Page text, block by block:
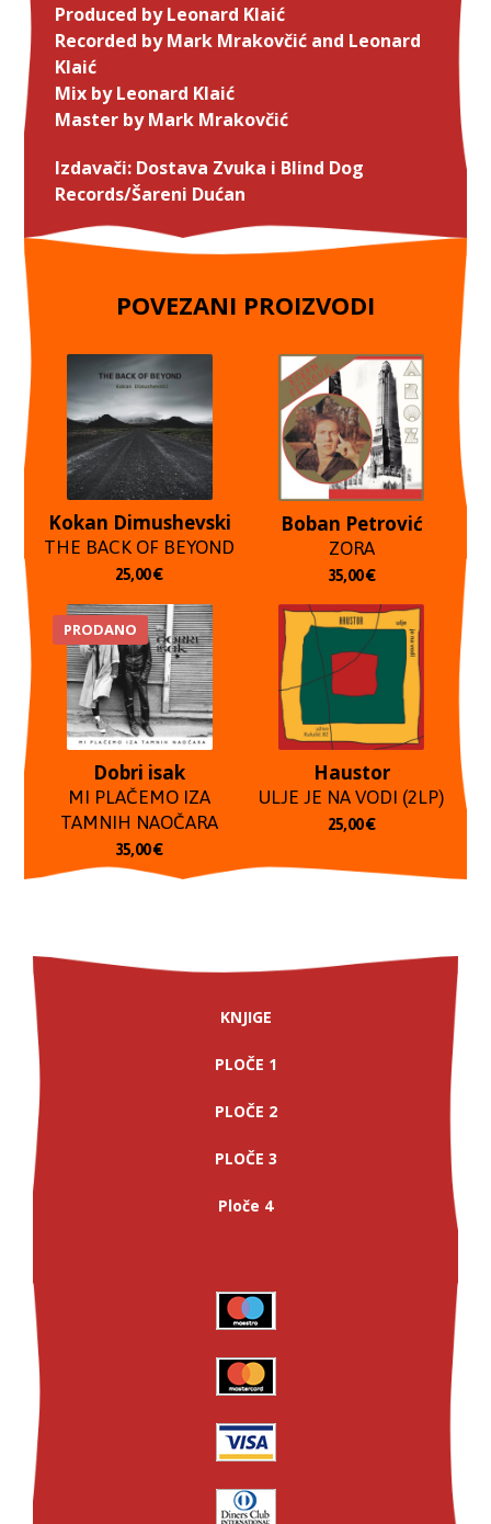
Produced by Leonard Klaić
Recorded by Mark Mrakovčić and Leonard
Klaić
Mix by Leonard Klaić
Master by Mark Mrakovčić
Izdavači: Dostava Zvuka i Blind Dog
Records/Šareni Dućan
POVEZANI PROIZVODI
Kokan Dimushevski
THE BACK OF BEYOND
25,00€
Boban Petrović
ZORA
35,00€
PRODANO
Dobri isak
MI PLAČEMO IZA
TAMNIH NAOČARA
35,00€
Haustor
ULJE JE NA VODI (2LP)
25,00€
KNJIGE
PLOČE 1
PLOČE 2
PLOČE 3
Ploče 4